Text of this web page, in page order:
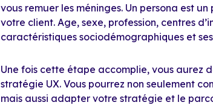
vous remuer les méninges. Un persona est
votre client. Age, sexe, profession, centres
caractéristiques sociodémographiques et
Une fois cette étape accomplie, vous aurez
stratégie UX. Vous pourrez non seulement
mais aussi adapter votre stratégie et le